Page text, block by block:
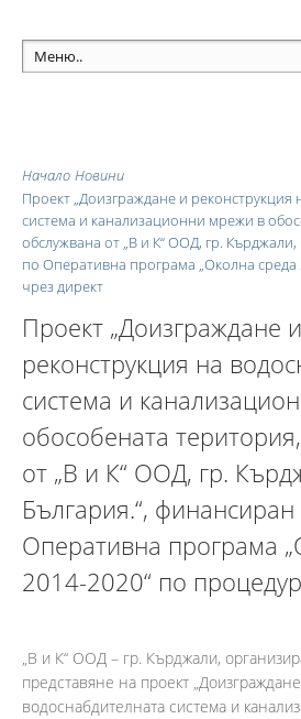
Начало Новини
Проект „Доизграждане и реконструкция
система и канализационни мрежи в
обслужвана от „В и К“ ООД, гр.
по Оперативна програма „Околна среда
чрез директ
Проект „Доизграждане и
реконструкция на
система и
обособената
от „В и К“ ООД, гр.
България.“,
Оперативна програма
2014-2020“ по
„В и К“ ООД – гр. Кърджали,
представяне на проект
водоснабдителната система и